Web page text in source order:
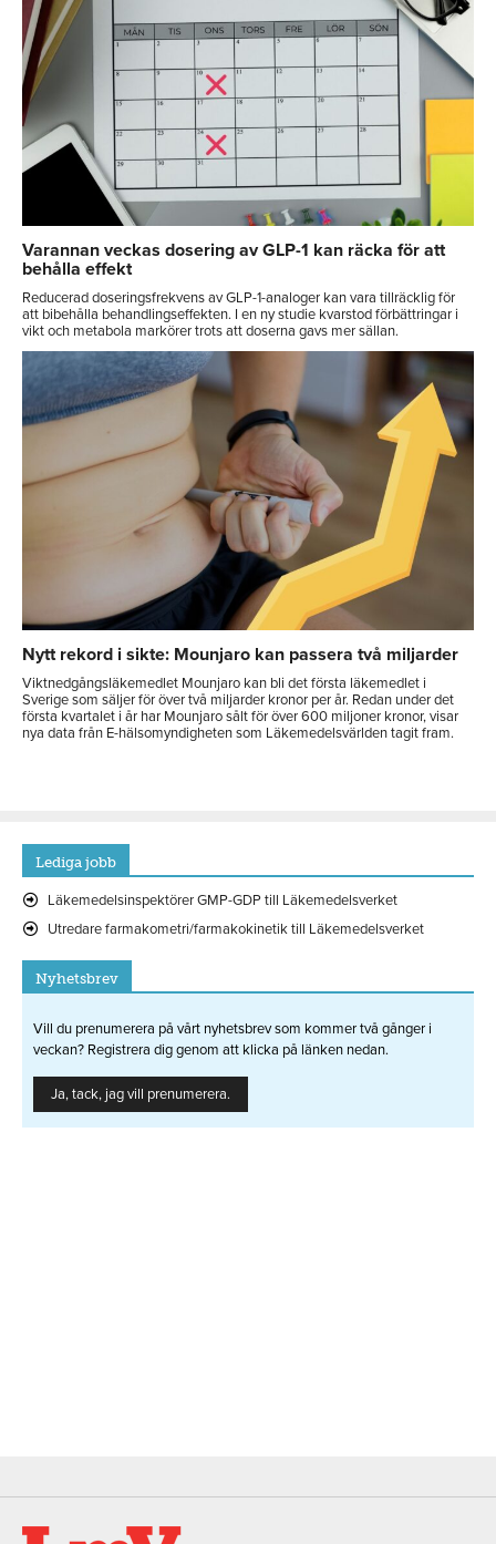
Varannan veckas dosering av GLP-1 kan räcka för att
behålla effekt
Reducerad doseringsfrekvens av GLP-1-analoger kan vara tillräcklig för
att bibehålla behandlingseffekten. I en ny studie kvarstod förbättringar i
vikt och metabola markörer trots att doserna gavs mer sällan.
Nytt rekord i sikte: Mounjaro kan passera två miljarder
Viktnedgångsläkemedlet Mounjaro kan bli det första läkemedlet i
Sverige som säljer för över två miljarder kronor per år. Redan under det
första kvartalet i år har Mounjaro sålt för över 600 miljoner kronor, visar
nya data från E-hälsomyndigheten som Läkemedelsvärlden tagit fram.
Lediga jobb
Läkemedelsinspektörer GMP-GDP till Läkemedelsverket
Utredare farmakometri/farmakokinetik till Läkemedelsverket
Nyhetsbrev
Vill du prenumerera på vårt nyhetsbrev som kommer två gånger i
veckan? Registrera dig genom att klicka på länken nedan.
Ja, tack, jag vill prenumerera.